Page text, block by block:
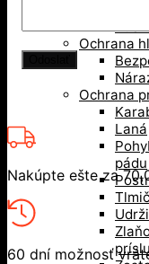
Ochrana
Ochrana
Laná
pádu
Nakúpte ešte za
60 dní možnosť